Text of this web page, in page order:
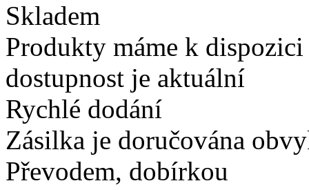
Skladem
Produkty máme k
dostupnost je aktuální
Rychlé dodání
Zásilka je doručována
Převodem, dobírkou